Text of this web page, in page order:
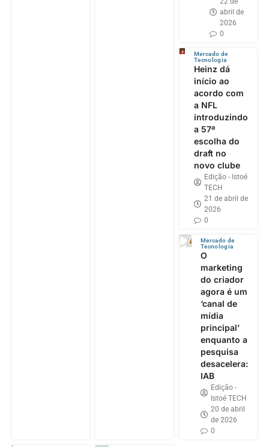
abril de
2026
0
Mercado de
Tecnologia
Heinz dá
início ao
acordo com
a NFL
introduzindo
a 57ª
escolha do
draft no
novo clube
Edição - Istoé
TECH
21 de abril de
2026
0
Mercado de
Tecnologia
O
marketing
do criador
agora é um
‘canal de
mídia
principal’
enquanto a
pesquisa
desacelera:
IAB
Edição -
Istoé TECH
20 de abril
de 2026
0